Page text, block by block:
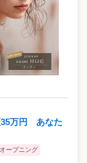
35万円 あなた
オープニング